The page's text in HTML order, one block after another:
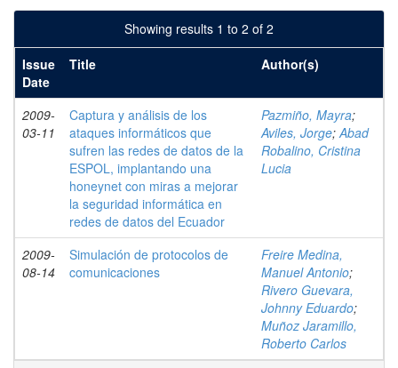
Showing results 1 to 2 of 2
Issue
Date
Title Author(s)
2009-
03-11
Captura y análisis de los
ataques informáticos que
sufren las redes de datos de la
ESPOL, implantando una
honeynet con miras a mejorar
la seguridad informática en
redes de datos del Ecuador
Pazmiño, Mayra;
Aviles, Jorge;Abad
Robalino, Cristina
Lucia
2009-
08-14
Simulación de protocolos de
comunicaciones
Freire Medina,
Manuel Antonio;
Rivero Guevara,
Johnny Eduardo;
Muñoz Jaramillo,
Roberto Carlos